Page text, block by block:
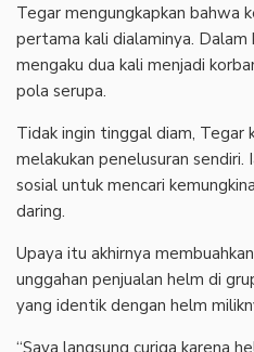
‎Tegar mengungkapkan bahwa
pertama kali dialaminya.
mengaku dua kali menjadi
pola serupa.
‎Tidak ingin tinggal diam, Tegar
melakukan penelusuran sendiri.
sosial untuk mencari
daring.
‎Upaya itu akhirnya
unggahan penjualan helm di
yang identik dengan helm
‎“Saya langsung curiga karena